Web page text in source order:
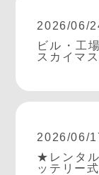
2026/06/
ビル・工
スカイマ
2026/06/
★レンタ
ッテリー式